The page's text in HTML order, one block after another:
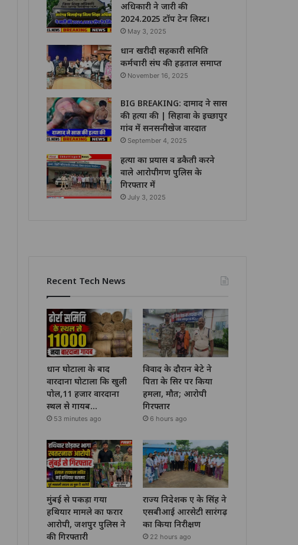
अधिकारी ने जारी की
2024.2025 टॉप टेन लिस्ट।
May 3, 2025
धान खरीदी सहकारी समिति
कर्मचारी संघ की हड़ताल समाप्त
November 16, 2025
BIG BREAKING: दामाद ने सास
की हत्या की | सिहावा के इच्छापुर
गांव में सनसनीखेज वारदात
September 4, 2025
हत्या का प्रयास व डकैती करने
वाले आरोपीगण पुलिस के
गिरफ्तार में
July 3, 2025
Recent Tech News
धान घोटाला के बाद
वारदाना घोटाला कि खुली
पोल,11 हजार वारदाना
स्थल से गायब…
53 minutes ago
विवाद के दौरान बेटे ने
पिता के सिर पर किया
हमला, मौत; आरोपी
गिरफ्तार
6 hours ago
मुंबई से पकड़ा गया
हथियार मामले का फरार
आरोपी, जशपुर पुलिस ने
की गिरफ्तारी
राज्य निदेशक ए के सिंह ने
एसबीआई आरसेटी सारंगढ़
का किया निरीक्षण
22 hours ago